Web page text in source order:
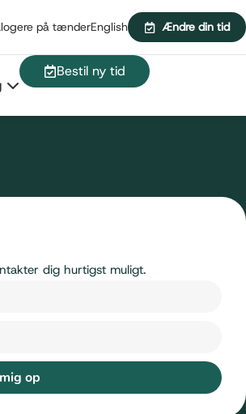
på tænderEnglish Ændre din tid
Bestil ny tid
dig hurtigst muligt.
op